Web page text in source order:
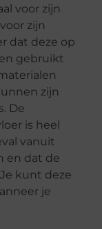
voor zijn
zijn
dat deze op
gebruikt
zijn
De
is heel
vanuit
en dat de
kunt deze
je